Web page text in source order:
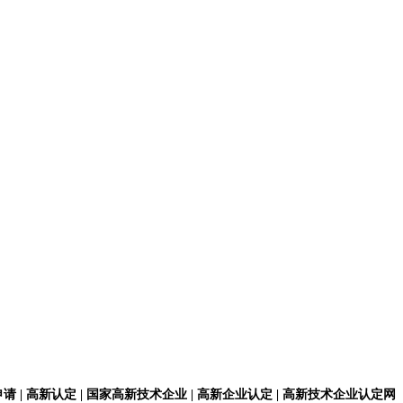
请 | 高新认定 | 国家高新技术企业 | 高新企业认定 | 高新技术企业认定网